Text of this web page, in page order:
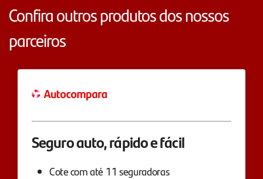
Confira outros produtos dos nossos
parceiros
Seguro auto, rápido e fácil
Cote com até 11 seguradoras